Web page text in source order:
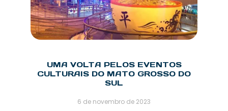
UMA VOLTA PELOS EVENTOS
CULTURAIS DO MATO GROSSO DO
SUL
6 de novembro de 2023